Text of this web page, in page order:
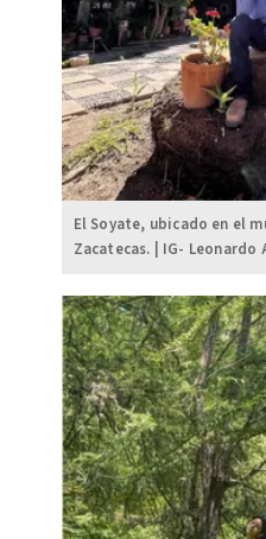
El Soyate, ubicado en el
Zacatecas. | IG- Leonardo